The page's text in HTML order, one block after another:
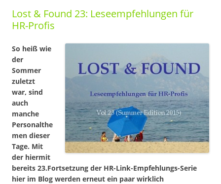
Lost & Found 23: Leseempfehlungen für
HR-Profis
So heiß wie
der
Sommer
zuletzt
war, sind
auch
manche
Personalthe
men dieser
Tage. Mit
der hiermit
bereits 23.Fortsetzung der HR-Link-Empfehlungs-Serie
hier im Blog werden erneut ein paar wirklich